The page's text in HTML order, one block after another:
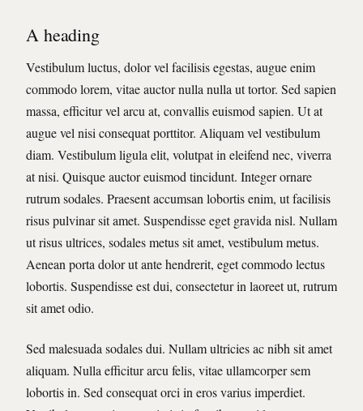
A heading
Vestibulum luctus, dolor vel facilisis egestas, augue enim
commodo lorem, vitae auctor nulla nulla ut tortor. Sed sapien
massa, efficitur vel arcu at, convallis euismod sapien. Ut at
augue vel nisi consequat porttitor. Aliquam vel vestibulum
diam. Vestibulum ligula elit, volutpat in eleifend nec, viverra
at nisi. Quisque auctor euismod tincidunt. Integer ornare
rutrum sodales. Praesent accumsan lobortis enim, ut facilisis
risus pulvinar sit amet. Suspendisse eget gravida nisl. Nullam
ut risus ultrices, sodales metus sit amet, vestibulum metus.
Aenean porta dolor ut ante hendrerit, eget commodo lectus
lobortis. Suspendisse est dui, consectetur in laoreet ut, rutrum
sit amet odio.
Sed malesuada sodales dui. Nullam ultricies ac nibh sit amet
aliquam. Nulla efficitur arcu felis, vitae ullamcorper sem
lobortis in. Sed consequat orci in eros varius imperdiet.